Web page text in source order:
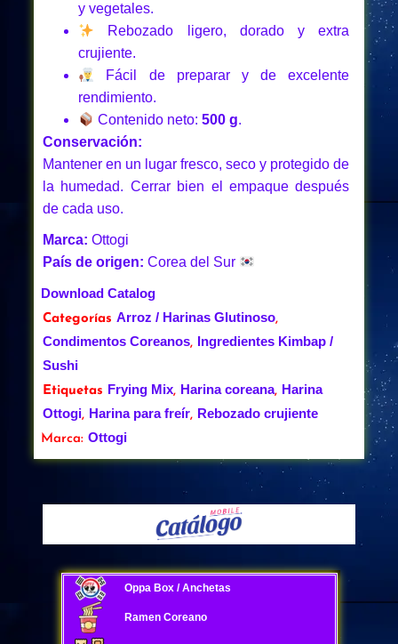
y vegetales.
Rebozado ligero, dorado y extra
crujiente.
Fácil de preparar y de excelente
rendimiento.
Contenido neto:500 g.
Conservación:
Mantener en un lugar fresco, seco y protegido de
la humedad. Cerrar bien el empaque después
de cada uso.
Marca: Ottogi
País de origen: Corea del Sur
Download Catalog
Categorías Arroz / Harinas Glutinoso,
Condimentos Coreanos, Ingredientes Kimbap /
Sushi
Etiquetas Frying Mix, Harina coreana, Harina
Ottogi, Harina para freír, Rebozado crujiente
Marca: Ottogi
Oppa Box / Anchetas
Ramen Coreano